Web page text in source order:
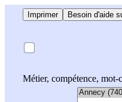
Imprimer Besoin d'aide
Métier, compétence,